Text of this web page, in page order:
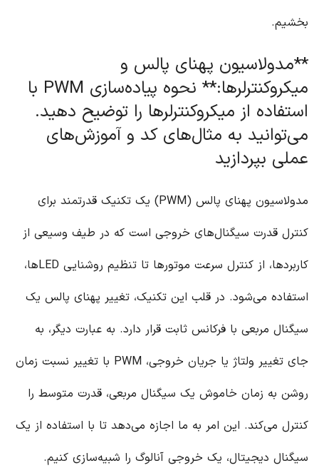
بخشیم.
**مدولاسیون پهنای پالس و
میکروکنترلرها:** نحوه پیاده‌سازی PWM با
استفاده از میکروکنترلرها را توضیح دهید.
می‌توانید به مثال‌های کد و آموزش‌های
عملی بپردازید
مدولاسیون پهنای پالس (PWM) یک تکنیک قدرتمند برای
کنترل قدرت سیگنال‌های خروجی است که در طیف وسیعی از
کاربردها، از کنترل سرعت موتورها تا تنظیم روشنایی LEDها،
استفاده می‌شود. در قلب این تکنیک، تغییر پهنای پالس یک
سیگنال مربعی با فرکانس ثابت قرار دارد. به عبارت دیگر، به
جای تغییر ولتاژ یا جریان خروجی، PWM با تغییر نسبت زمان
روشن به زمان خاموش یک سیگنال مربعی، قدرت متوسط را
کنترل می‌کند. این امر به ما اجازه می‌دهد تا با استفاده از یک
سیگنال دیجیتال، یک خروجی آنالوگ را شبیه‌سازی کنیم.